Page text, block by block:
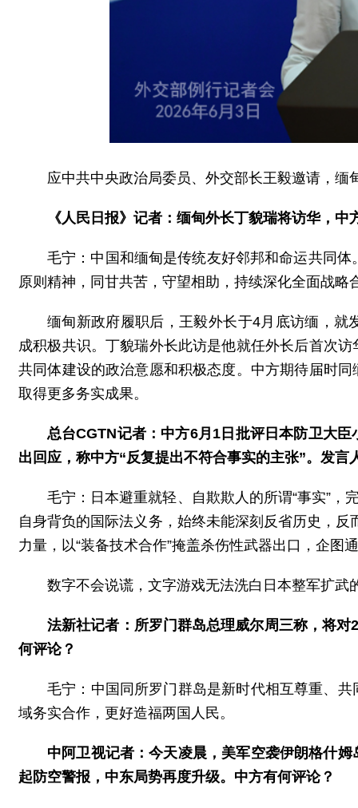
应中共中央政治局委员、外交部长王毅邀请，
《人民日报》记者：缅甸外长丁貌瑞将访华，
毛宁：中国和缅甸是传统友好邻邦和命运共同
原则精神，同甘共苦，守望相助，持续深化全面战
缅甸新政府履职后，王毅外长于4月底访缅，
成积极共识。丁貌瑞外长此访是他就任外长后首次
共同体建设的政治意愿和积极态度。中方期待届时
取得更多务实成果。
总台CGTN记者：中方6月1日批评日本防卫大
出回应，称中方“反复提出不符合事实的主张”。发言
毛宁：日本避重就轻、自欺欺人的所谓“事实”，
自身背负的国际法义务，始终未能深刻反省历史，反
力量，以“装备技术合作”掩盖杀伤性武器出口，企图
数字不会说谎，文字游戏无法洗白日本整军扩
法新社记者：所罗门群岛总理威尔周三称，将
何评论？
毛宁：中国同所罗门群岛是新时代相互尊重、
域务实合作，更好造福两国人民。
中阿卫视记者：今天凌晨，美军空袭伊朗格什
起防空警报，中东局势再度升级。中方有何评论？